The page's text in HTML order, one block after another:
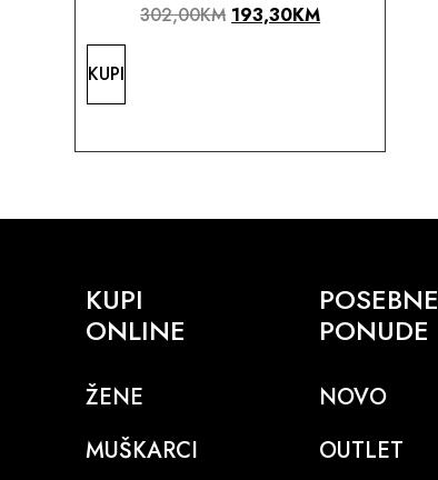
302,00KM 193,30KM
KUPI
KUPI
ONLINE
ŽENE
MUŠKARCI
POSEBNE
PONUDE
NOVO
OUTLET